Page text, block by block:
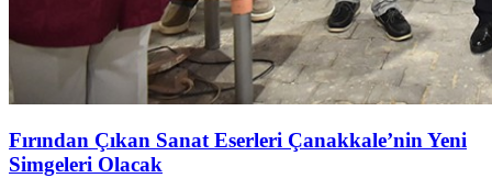
Fırından Çıkan Sanat Eserleri Çanakkale’nin Yeni
Simgeleri Olacak